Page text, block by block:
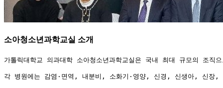
소아청소년과학교실 소개
가톨릭대학교 의과대학 소아청소년과학교실은 국내 최대 규모의 조
각 병원에는 감염·면역, 내분비, 소화기·영양, 신경, 신생아, 신장,